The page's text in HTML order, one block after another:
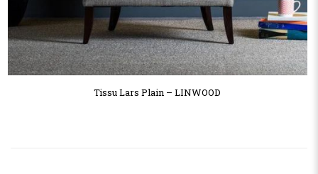
Tissu Lars Plain – LINWOOD